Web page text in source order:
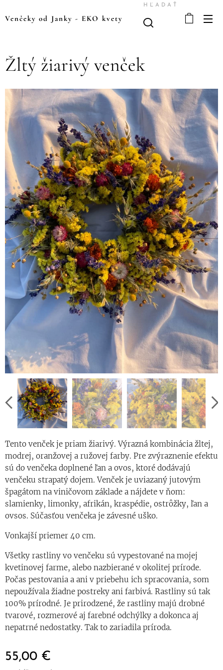
Venčeky od Janky - EKO kvety
HĽADAŤ
Žltý žiarivý venček
Tento venček je priam žiarivý. Výrazná kombinácia žltej,
modrej, oranžovej a ružovej farby. Pre zvýraznenie efektu
sú do venčeka doplnené ľan a ovos, ktoré dodávajú
venčeku strapatý dojem. Venček je uviazaný jutovým
špagátom na viničovom základe a nájdete v ňom:
slamienky, limonky, afrikán, kraspédie, ostrôžky, ľan a
ovsos. Súčasťou venčeka je závesné uško.
Vonkajší priemer 40 cm.
Všetky rastliny vo venčeku sú vypestované na mojej
kvetinovej farme, alebo nazbierané v okolitej prírode.
Počas pestovania a ani v priebehu ich spracovania, som
nepoužívala žiadne postreky ani farbivá. Rastliny sú tak
100% prírodné. Je prirodzené, že rastliny majú drobné
tvarové, rozmerové aj farebné odchýlky a dokonca aj
nepatrné nedostatky. Tak to zariadila príroda.
55,00 €